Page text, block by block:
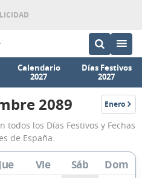
Calendario
2027
Días Festivos
2027
Calendario
Diciembre
2089
2089 Enero
2090
todos los Días Festivos y Fechas
de España.
Vie Sáb Dom